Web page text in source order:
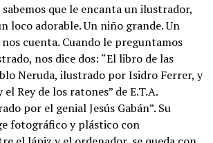
sabemos que le encanta un ilustrador,
loco adorable. Un niño grande. Un
cuenta. Cuando le preguntamos
nos dice dos: “El libro de las
Neruda, ilustrado por Isidro Ferrer, y
el Rey de los ratones” de E.T.A.
por el genial Jesús Gabán”. Su
fotográfico y plástico con